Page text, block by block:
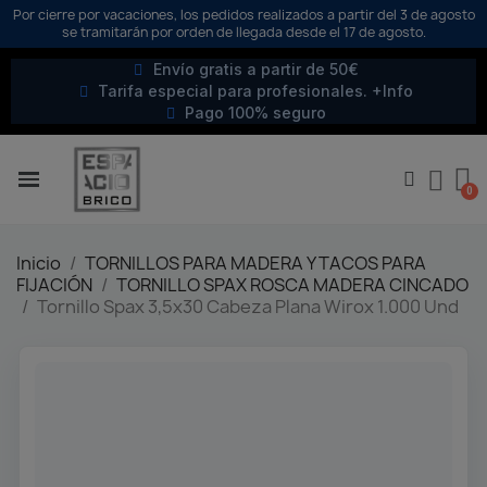
Por cierre por vacaciones, los pedidos realizados a partir del 3 de agosto
se tramitarán por orden de llegada desde el 17 de agosto.
Envío gratis a partir de 50€
Tarifa especial para profesionales. +Info
Pago 100% seguro
Inicio
TORNILLOS PARA MADERA Y TACOS PARA
FIJACIÓN
TORNILLO SPAX ROSCA MADERA CINCADO
Tornillo Spax 3,5x30 Cabeza Plana Wirox 1.000 Und